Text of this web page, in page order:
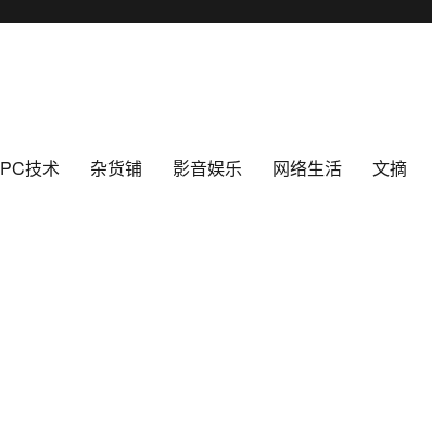
PC技术 杂货铺 影音娱乐 网络生活 文摘